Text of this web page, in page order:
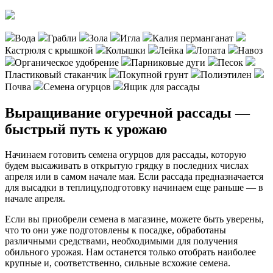
Вода Грабли Зола Игла
Калия перманганат
Кастрюля с крышкой
Колышки Лейка Лопата
Навоз
Органическое удобрение
Парниковые дуги
Песок
Пластиковый стаканчик
Покупной грунт
Полиэтилен
Почва
Семена огурцов Ящик для рассады
Выращивание огуречной рассады —
быстрый путь к урожаю
Начинаем готовить семена огурцов для рассады, которую
будем высаживать в открытую грядку в последних числах
апреля или в самом начале мая. Если рассада предназначается
для высадки в теплицу,подготовку начинаем еще раньше — в
начале апреля.
Если вы приобрели семена в магазине, можете быть уверены,
что то они уже подготовлены к посадке, обработаны
различными средствами, необходимыми для получения
обильного урожая. Нам останется только отобрать наиболее
крупные и, соответственно, сильные всхожие семена.